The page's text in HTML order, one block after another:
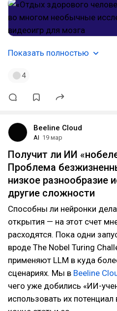
Показать полностью
4
Beeline Cloud
AI 19 мар
Получит ли ИИ
Проблема
низкое разнообразие
другие сложности
Способны ли нейронки
открытия — на этот счет
расходятся. Пока одни
вроде The Nobel Turing
применяют LLM в куда
сценариях. Мы в Beeline
чего уже добились «ИИ-
использовать их